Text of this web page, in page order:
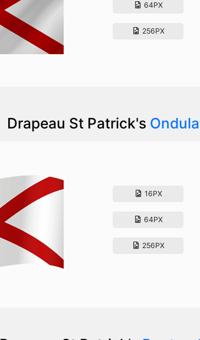
64PX
256PX
Drapeau St Patrick's
16PX
64PX
256PX